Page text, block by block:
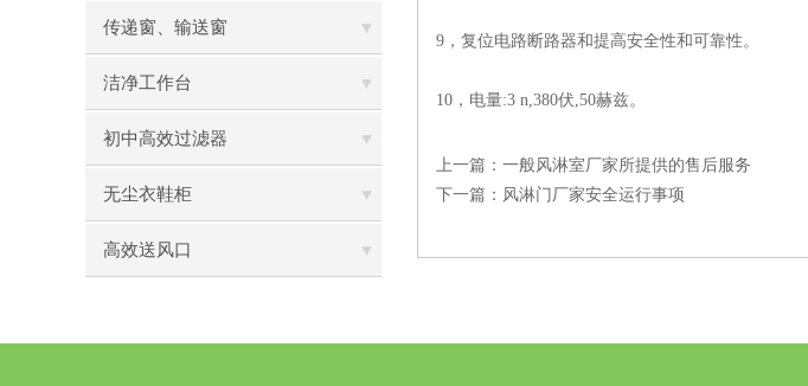
传递窗、输送窗
洁净工作台
初中高效过滤器
无尘衣鞋柜
高效送风口
9，复位电路断路器和提高安全性和可靠性。
10，电量:3 n,380伏,50赫兹。
上一篇： 一般风淋室厂家所提供的售后服务
下一篇： 风淋门厂家安全运行事项